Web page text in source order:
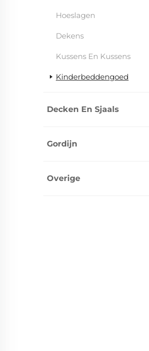
Hoeslagen
Dekens
Kussens En Kussens
Kinderbeddengoed
Decken En Sjaals
Gordijn
Overige